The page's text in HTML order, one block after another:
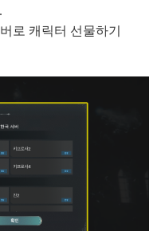
로 캐릭터 선물하기